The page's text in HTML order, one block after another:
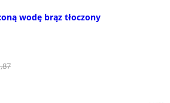
wodę brąz tłoczony